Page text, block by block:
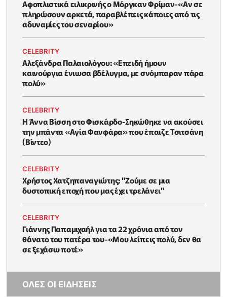
Αφοπλιστικά ειλικρινής ο Μόργκαν Φρίμαν-«Αν σε
πληρώσουν αρκετά, παραβλέπεις κάποιες από τις
αδυναμίες του σεναρίου»
CELEBRITY
Αλεξάνδρα Παλαιολόγου: «Επειδή ήμουν
καινούργια ένιωσα βδέλυγμα, με σνόμπαραν πάρα
πολύ»
CELEBRITY
Η Άννα Βίσση στο Φισκάρδο-Σηκώθηκε να ακούσει
την μπάντα «Αγία Φανφάρα» που έπαιζε Τσιτσάνη
(Βίντεο)
CELEBRITY
Χρήστος Χατζηπαναγιώτης: "Ζούμε σε μια
δυστοπική εποχή που μας έχει τρελάνει"
CELEBRITY
Γιάννης Παπαμιχαήλ για τα 22 χρόνια από τον
θάνατο του πατέρα του-«Μου λείπεις πολύ, δεν θα
σε ξεχάσω ποτέ»
ΟΛΕΣ ΟΙ ΕΙΔΗΣΕΙΣ